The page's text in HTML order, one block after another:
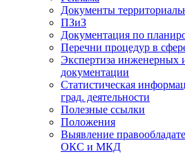
Документы
ПЗиЗ
Документация по
Перечни процедур в
Экспертиза инженерных
документации
Статистическая
град. деятельности
Полезные ссылки
Положения
Выявление
ОКС и МКД